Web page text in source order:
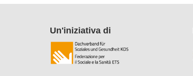
Un'iniziativa di